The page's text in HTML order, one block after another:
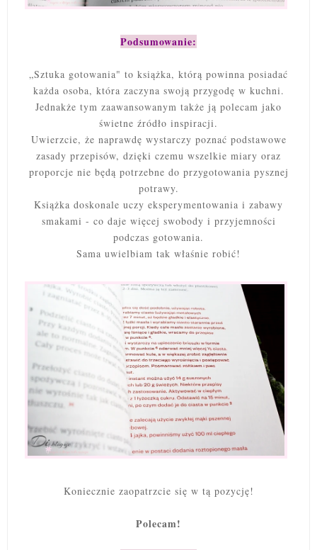
Podsumowanie:
„Sztuka gotowania" to książka, którą powinna posiadać
każda osoba, która zaczyna swoją przygodę w kuchni.
Jednakże tym zaawansowanym także ją polecam jako
świetne źródło inspiracji.
Uwierzcie, że naprawdę wystarczy poznać podstawowe
zasady przepisów, dzięki czemu wszelkie miary oraz
proporcje nie będą potrzebne do przygotowania pysznej
potrawy.
Książka doskonale uczy eksperymentowania i zabawy
smakami - co daje więcej swobody i przyjemności
podczas gotowania.
Sama uwielbiam tak właśnie robić!
Koniecznie zaopatrzcie się w tą pozycję!
Polecam!